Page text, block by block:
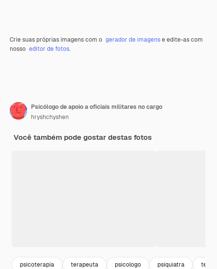
Crie suas próprias imagens com o gerador de imagense edite-as com
nosso editor de fotos.
Psicólogo de apoio a oficiais militares no cargo
hryshchyshen
Você também pode gostar destas fotos
psicoterapia terapeuta psicologo psiquiatra